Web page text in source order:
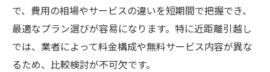
で、費用の相場やサービスの違いを短期間で把握でき、
最適なプラン選びが容易になります。特に近距離引越し
では、業者によって料金構成や無料サービス内容が異な
るため、比較検討が不可欠です。